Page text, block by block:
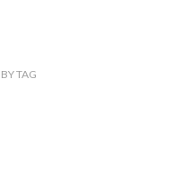
BYTAG